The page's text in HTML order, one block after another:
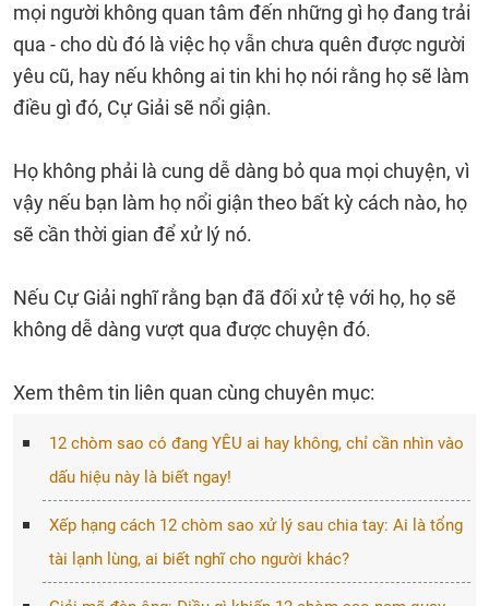
mọi người không quan tâm đến những gì họ đang trải
qua - cho dù đó là việc họ vẫn chưa quên được người
yêu cũ, hay nếu không ai tin khi họ nói rằng họ sẽ làm
điều gì đó, Cự Giải sẽ nổi giận.
Họ không phải là cung dễ dàng bỏ qua mọi chuyện, vì
vậy nếu bạn làm họ nổi giận theo bất kỳ cách nào, họ
sẽ cần thời gian để xử lý nó.
Nếu Cự Giải nghĩ rằng bạn đã đối xử tệ với họ, họ sẽ
không dễ dàng vượt qua được chuyện đó.
Xem thêm tin liên quan cùng chuyên mục:
12 chòm sao có đang YÊU ai hay không, chỉ cần nhìn vào
dấu hiệu này là biết ngay!
Xếp hạng cách 12 chòm sao xử lý sau chia tay: Ai là tổng
tài lạnh lùng, ai biết nghĩ cho người khác?